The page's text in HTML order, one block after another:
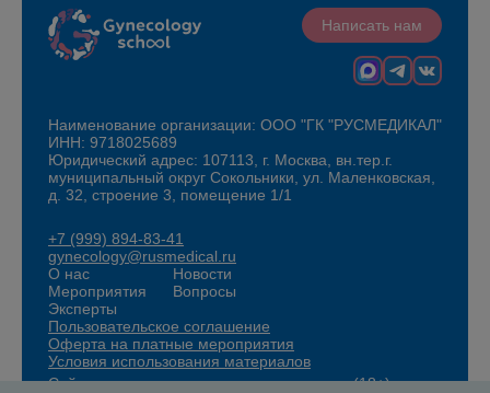
Написать нам
Наименование организации: ООО "ГК "РУСМЕДИКАЛ"
ИНН: 9718025689
Юридический адрес: 107113, г. Москва, вн.тер.г.
муниципальный округ Сокольники, ул. Маленковская,
д. 32, строение 3, помещение 1/1
+7 (999) 894-83-41
gynecology@rusmedical.ru
О нас
Мероприятия
Эксперты
Новости
Вопросы
Пользовательское соглашение
Оферта на платные мероприятия
Условия использования материалов
Сайт для специалистов здравоохранения (18+)